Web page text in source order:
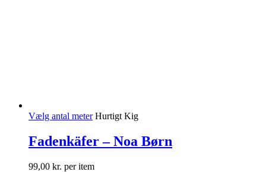
Vælg antal meter Hurtigt Kig
Fadenkäfer – Noa Børn
99,00 kr. per item